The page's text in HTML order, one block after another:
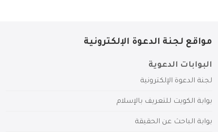
مواقع لجنة الدعوة الإلكترونية
البوابات الدعوية
لجنة الدعوة الإلكترونية
بوابة الكويت للتعريف بالإسلام
بوابة الباحث عن الحقيقة